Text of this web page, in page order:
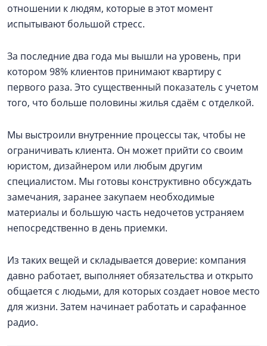
отношении к людям, которые в этот момент
испытывают большой стресс.
За последние два года мы вышли на уровень, при
котором 98% клиентов принимают квартиру с
первого раза. Это существенный показатель с учетом
того, что больше половины жилья сдаём с отделкой.
Мы выстроили внутренние процессы так, чтобы не
ограничивать клиента. Он может прийти со своим
юристом, дизайнером или любым другим
специалистом. Мы готовы конструктивно обсуждать
замечания, заранее закупаем необходимые
материалы и большую часть недочетов устраняем
непосредственно в день приемки.
Из таких вещей и складывается доверие: компания
давно работает, выполняет обязательства и открыто
общается с людьми, для которых создает новое место
для жизни. Затем начинает работать и сарафанное
радио.